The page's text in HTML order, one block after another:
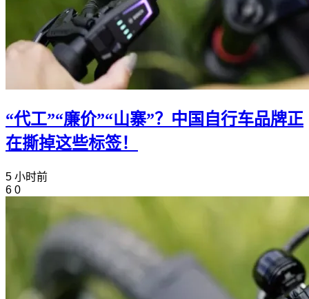
“代工”“廉价”“山寨”？中国自行车品牌正
在撕掉这些标签！
5 小时前
6 0